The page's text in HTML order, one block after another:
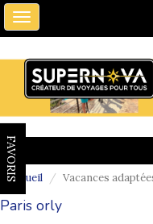
Toggle
navigation
FAVORIS
Accueil Vacances
Paris orly